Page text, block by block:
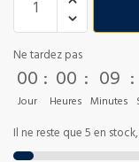
Ne tardez pas
00
Jour
: 00
Heures
: 09
Minutes
:
Il ne reste que 5 en